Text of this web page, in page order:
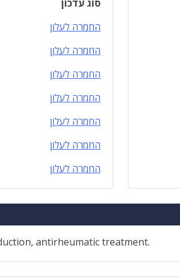
סוג עדכון
החמרה לעלון
החמרה לעלון
החמרה לעלון
החמרה לעלון
החמרה לעלון
החמרה לעלון
החמרה לעלון
antirheumatic treatment.